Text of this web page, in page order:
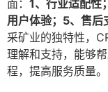
面： 1、行业适配性
用户体验；5、售后
采矿业的独特性，
理解和支持，能够
程，提高服务质量。